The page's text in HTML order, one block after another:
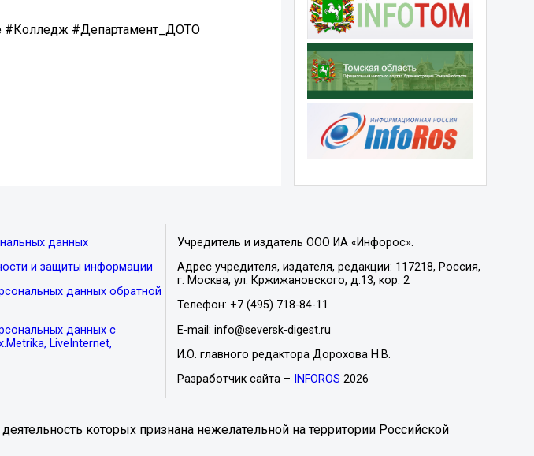
#Колледж #Департамент_ДОТО
данных
и защиты информации
данных обратной
данных с
LiveInternet,
Учредитель и издатель ООО ИА «Инфорос».
Адрес учредителя, издателя, редакции: 117218, Россия,
г. Москва, ул. Кржижановского, д.13, кор. 2
Телефон: +7 (495) 718-84-11
E-mail: info@seversk-digest.ru
И.О. главного редактора Дорохова Н.В.
Разработчик сайта – INFOROS 2026
которых признана нежелательной на территории Российской